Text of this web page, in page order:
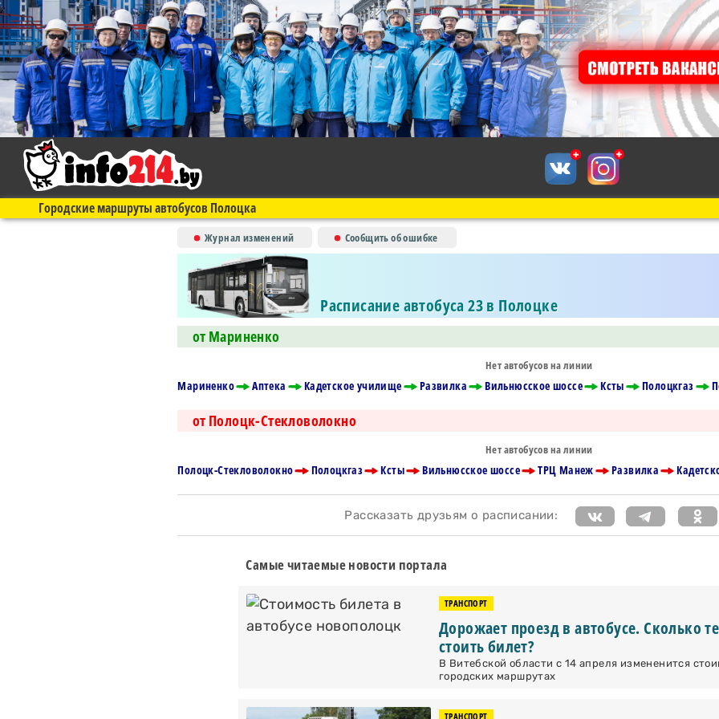
Городские маршруты автобусов Полоцка
Журнал изменений Сообщить об ошибке
Расписание автобуса 23 в Полоцке
от Мариненко
Нет автобусов на линии
Мариненко Аптека Кадетское училище Развилка Вильнюсское шоссе Ксты Полоцкгаз
от Полоцк-Стекловолокно
Нет автобусов на линии
Полоцк-Стекловолокно Полоцкгаз Ксты Вильнюсское шоссе ТРЦ Манеж Развилка
Рассказать друзьям о расписании:
Самые читаемые новости портала
ТРАНСПОРТ
Дорожает проезд в автобусе. Сколько
стоить билет?
В Витебской области с 14 апреля измененится
городских маршрутах
ТРАНСПОРТ